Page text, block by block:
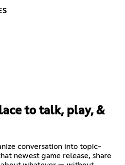
to talk, play, &
conversation into topic-
newest game release, share